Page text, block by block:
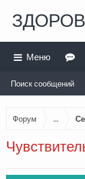
Форум ...
Меню
Поиск сообщений